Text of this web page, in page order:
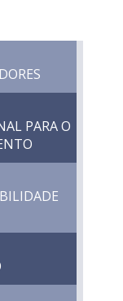
PARA O